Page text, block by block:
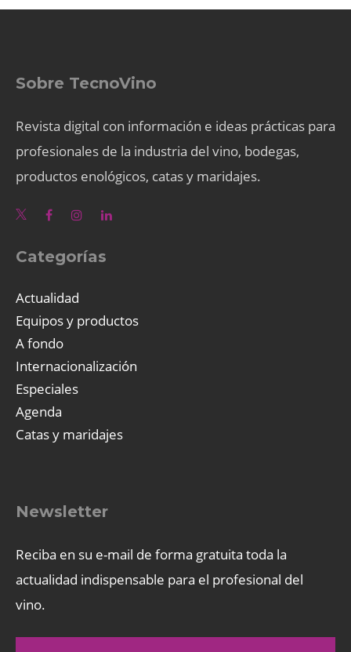
Sobre TecnoVino
Revista digital con información e ideas prácticas para
profesionales de la industria del vino, bodegas,
productos enológicos, catas y maridajes.
Categorías
Actualidad
Equipos y productos
A fondo
Internacionalización
Especiales
Agenda
Catas y maridajes
Newsletter
Reciba en su e-mail de forma gratuita toda la
actualidad indispensable para el profesional del
vino.